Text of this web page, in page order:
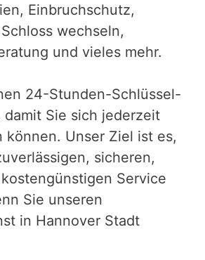
Einbruchschutz,
wechseln,
und vieles mehr.
24-Stunden-Schlüssel-
damit Sie sich jederzeit
können. Unser Ziel ist es,
sicheren,
Service
Sie unseren
in Hannover Stadt